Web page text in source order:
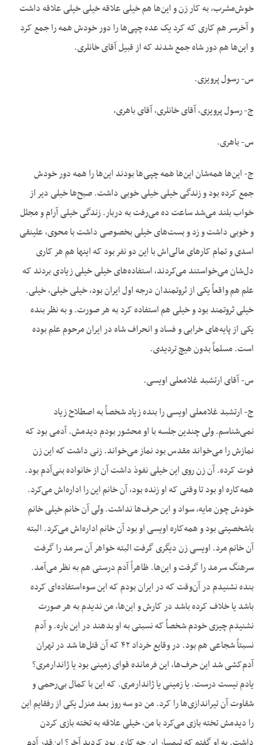
خوش‌مشرب، به کار زن و این‌ها هم خیلی علاقه خیلی خیلی علاقه داشت
و آخرسر هم کاری که کرد یک عده چپی‌ها را دور خودش همه را جمع کرد
و این‌ها هم دور شاه جمع شدند که از قبیل آقای خانلری.
س- رسول پرویزی.
ج- رسول پرویزی، آقای خانلری، آقای باهری،
س- باهری.
ج- این‌ها همه‌شان این‌ها همه‌ چپی‌ها بودند این‌ها را همه دور خودش
جمع کرده بود و زندگی خیلی خیلی خوبی داشت. صبح‌ها خیلی دیر از
خواب بلند می‌شد ساعت ده می‌رفت به دربار. زندگی خیلی آرام و مجلل
و خوبی داشت و زد و بست‌های خیلی بخصوصی داشت با محوی، علینقی
اسدی و تمام کارهای مالی‌اش با این دو نفر بود که اینها هم هر کاری
دل‌شان می‌خواستند می‌کردند، استفاده‌های خیلی خیلی زیادی بردند که
علم هم واقعاً یکی از ثروتمندان درجه اول ایران بود، خیلی خیلی، خیلی.
خیلی ثروتمند بود و خیلی هم استفاده کرد به هر صورت. و به نظر بنده
یکی از پایه‌های خرابی و فساد و انحراف شاه در ایران مرحوم علم بوده
است. مسلماً بدون هیچ تردیدی.
س- آقای ارتشبد غلامعلی اویسی.
ج- ارتشبد غلامعلی اویسی را بنده زیاد شخصاً به اصطلاح زیاد
نمی‌شناسم. ولی چندین جلسه با او محشور بودم دیدمش. آدمی بود که
نمازش را می‌خواند مقدس بود نماز می‌خواند. زنی داشت که این زن
فوت‌ کرده. آن زن روی این خیلی نفوذ داشت آن از خانواده بنی‌آدم بود.
همه‌کاره او بود تا وقتی که او زنده بود، آن خانم این را اداره‌اش می‌کرد.
خودش چون مایه، سواد و این حرف‌ها نداشت. ولی آن خانم خیلی خانم
باشخصیتی بود و همه‌کاره اویسی او بود آن خانم اداره‌اش می‌کرد. البته
آن خانم مرد. اویسی زن دیگری گرفت البته خواهر آن سرمد را گرفت
سرهنگ سرمد را گرفت و این‌ها. ظاهراً آدم درستی هم به نظر می‌آمد.
بنده نشنیدم در آن‌وقت که در ایران بودم که این سوءاستفاده‌ای کرده
باشد یا خلاف کرده باشد در کارش و این‌ها، من ندیدم به هر صورت
نشنیدم چیزی خودم شخصاً که نسبتی به او بدهند در این باره. و آدم
نسبتاً شجاعی هم بود. در وقایع خرداد ۴۲ که آن قتل‌ها شد در تهران
آدم‌کشی شد این حرف‌ها، این فرمانده قوای زمینی بود یا ژاندارمری؟
یادم نیست درست. یا زمینی یا ژاندارمری. که این با کمال بی‌رحمی و
شقاوت آن تیراندازی‌ها را کرد. من دو سه روز بعد منزل یکی از رفقایم این
را دیدمش تخته بازی می‌کرد با من، خیلی علاقه به تخته بازی کردن